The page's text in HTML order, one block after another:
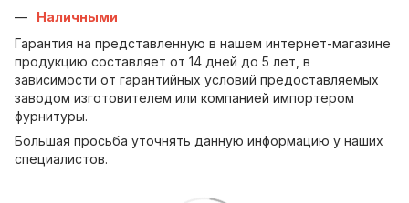
Наличными
Гарантия на представленную в нашем интернет-магазине
продукцию составляет от 14 дней до 5 лет, в
зависимости от гарантийных условий предоставляемых
заводом изготовителем или компанией импортером
фурнитуры.
Большая просьба уточнять данную информацию у наших
специалистов.